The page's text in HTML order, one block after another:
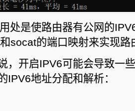
处是使路由器有公网的
socat的端口映射来实现路
，开启IPV6可能会导致一
IPV6地址分配和解析：